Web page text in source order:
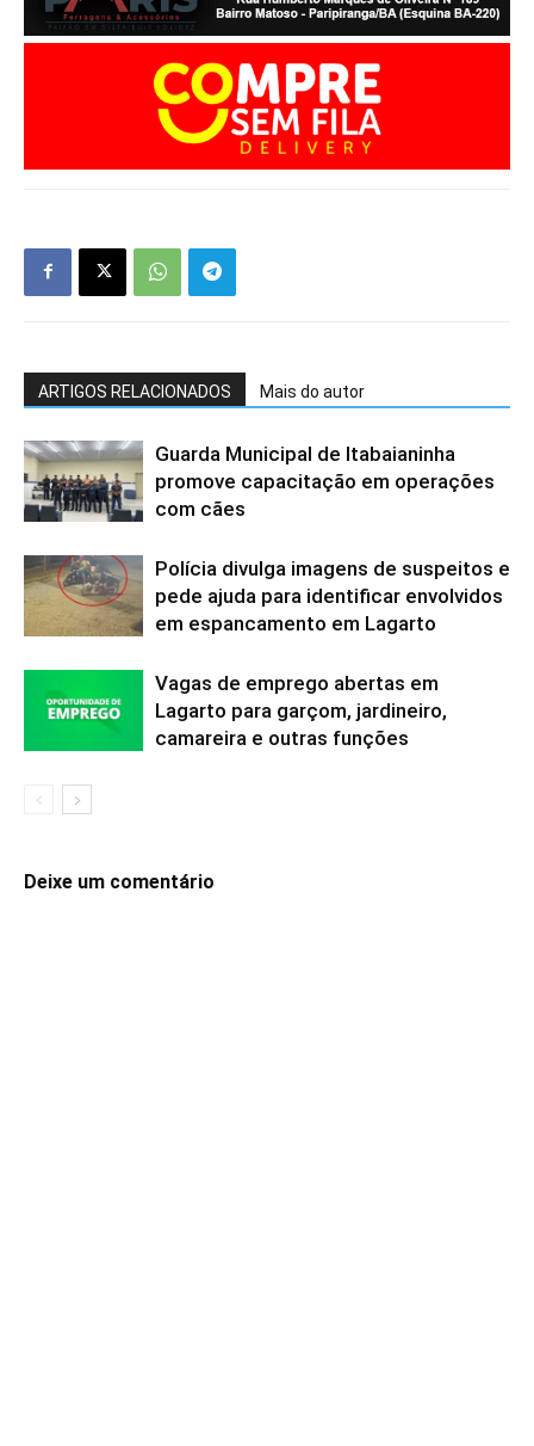
ARTIGOS RELACIONADOS Mais do autor
Guarda Municipal de Itabaianinha
promove capacitação em operações
com cães
Polícia divulga imagens de suspeitos e
pede ajuda para identificar envolvidos
em espancamento em Lagarto
Vagas de emprego abertas em
Lagarto para garçom, jardineiro,
camareira e outras funções
Deixe um comentário